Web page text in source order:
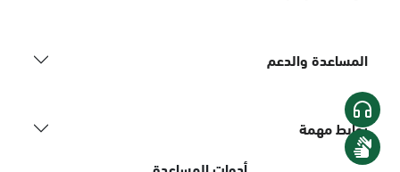
المساعدة والدعم
روابط مهمة